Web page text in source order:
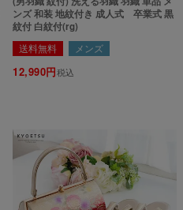
ンズ 和装 地紋付き 成人式 卒業式 黒
紋付 白紋付(rg)
送料無料 メンズ
12,990 税込